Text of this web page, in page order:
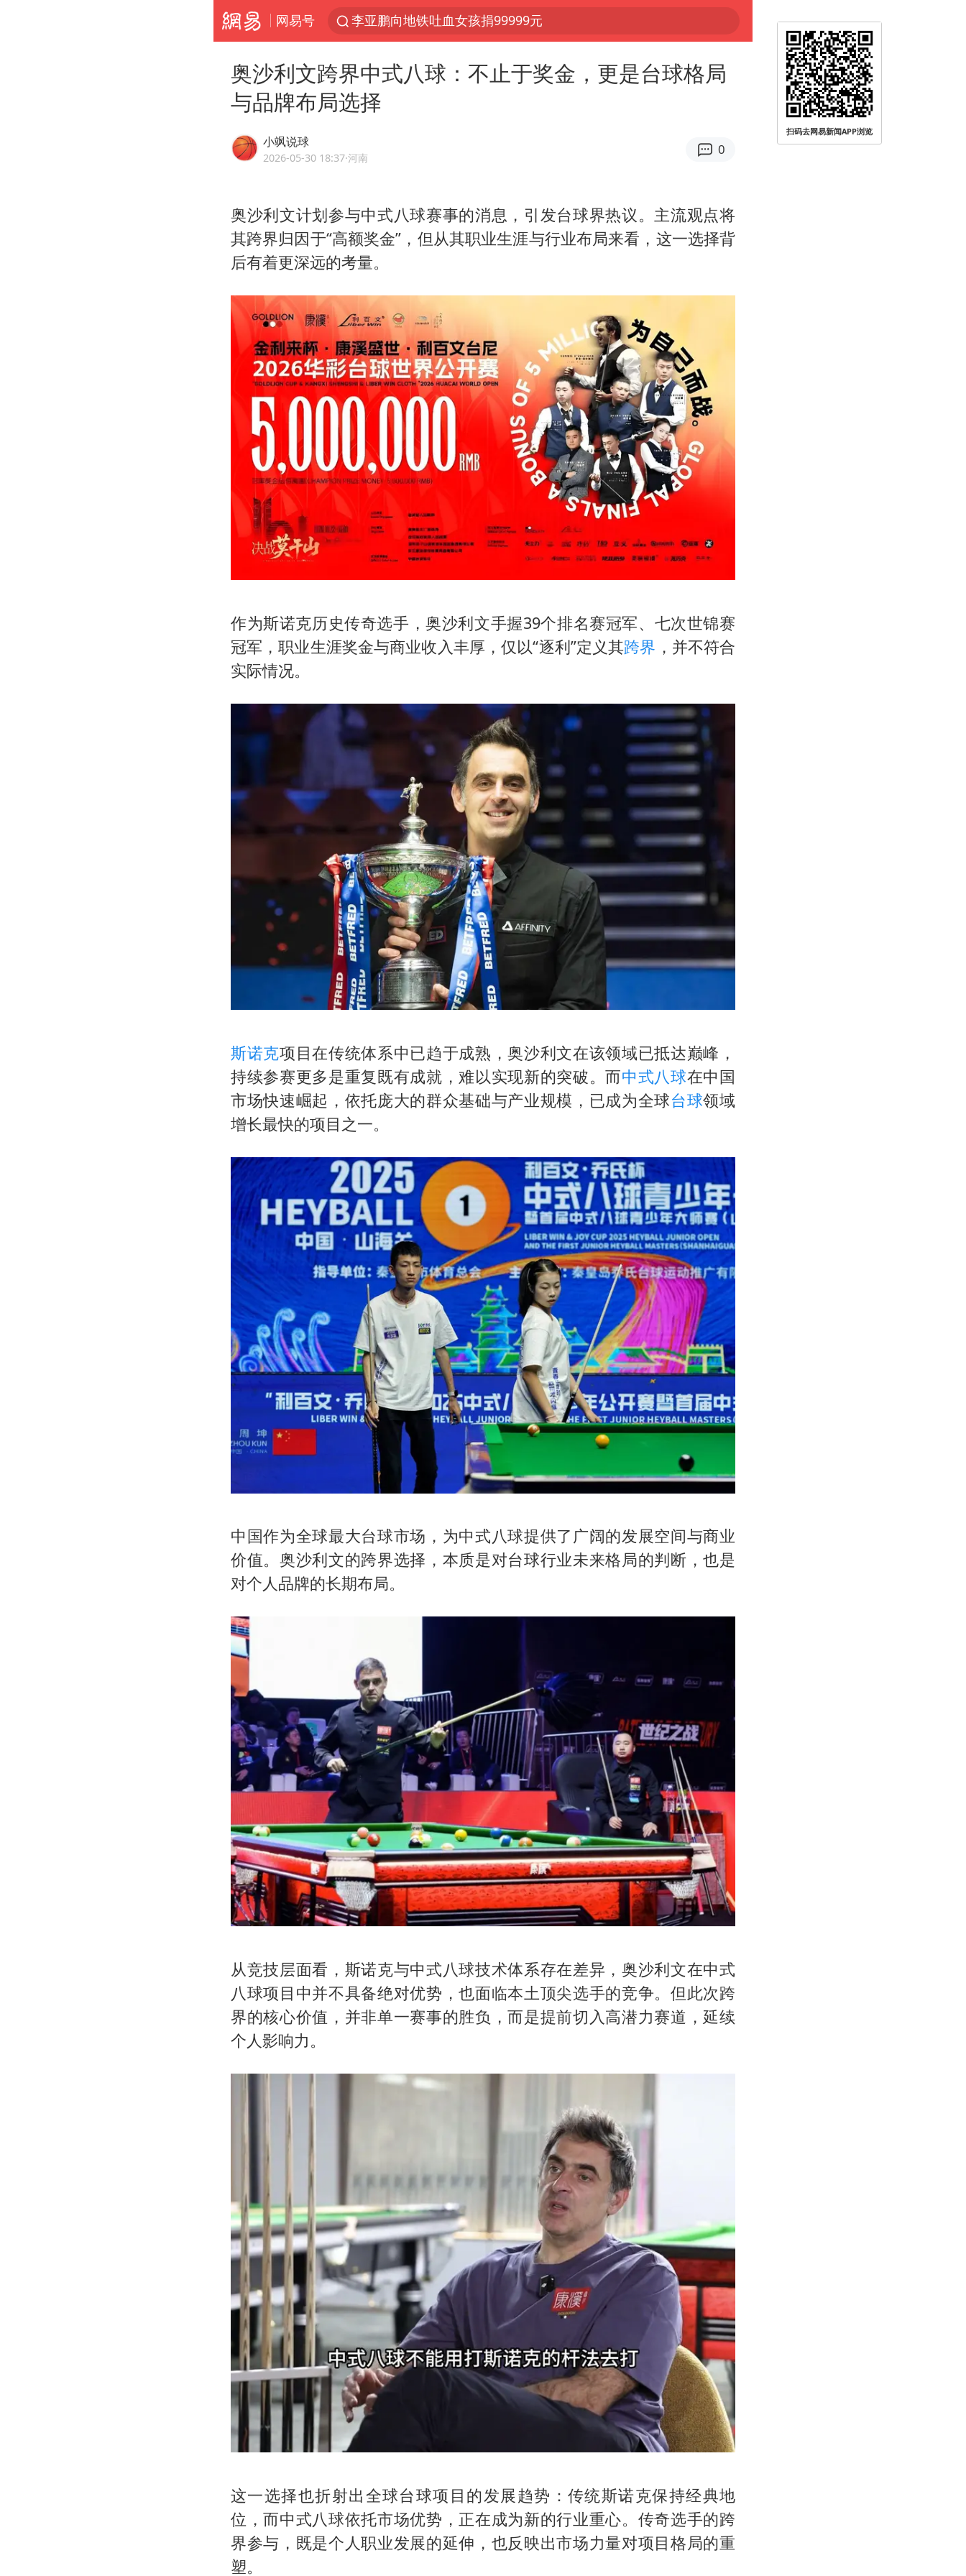
网易号
李亚鹏向地铁吐血女孩捐99999元
宝妈回应打疫苗护士被指不专业
美股收盘：道指再创历史新高
被错换37年女子起诉医院：本不需辍学
强台风白海豚逐渐向我国靠近
被一条街帮助的“煎饼叔叔”去世
《Monica》填词人黎彼得去世
为鼓励女儿 41岁妈妈考上985研究生
从硬核数据看中国硬核实力
河南：领导干部要带头休假
中方公布5项对美反制措施
13岁少年白天写作业晚上夜市炒粉
外交部回应日本将中国列为最大挑战
22岁女生南太行山失联已超十天
华为新款折叠屏电脑24999元起
坚持党全面领导和党中央集中统一领导
奥沙利文跨界中式八球：不止于奖金，更是台球格局
与品牌布局选择
小飒说球
2026-05-30 18:37·河南
0
奥沙利文计划参与中式八球赛事的消息，引发台球界热议。主流观点将
其跨界归因于“高额奖金”，但从其职业生涯与行业布局来看，这一选择背
后有着更深远的考量。
作为斯诺克历史传奇选手，奥沙利文手握39个排名赛冠军、七次世锦赛
冠军，职业生涯奖金与商业收入丰厚，仅以“逐利”定义其跨界 ，并不符合
实际情况。
斯诺克项目在传统体系中已趋于成熟，奥沙利文在该领域已抵达巅峰，
持续参赛更多是重复既有成就，难以实现新的突破。而中式八球在中国
市场快速崛起，依托庞大的群众基础与产业规模，已成为全球台球领域
增长最快的项目之一。
中国作为全球最大台球市场，为中式八球提供了广阔的发展空间与商业
价值。奥沙利文的跨界选择，本质是对台球行业未来格局的判断，也是
对个人品牌的长期布局。
从竞技层面看，斯诺克与中式八球技术体系存在差异，奥沙利文在中式
八球项目中并不具备绝对优势，也面临本土顶尖选手的竞争。但此次跨
界的核心价值，并非单一赛事的胜负，而是提前切入高潜力赛道，延续
个人影响力。
这一选择也折射出全球台球项目的发展趋势：传统斯诺克保持经典地
位，而中式八球依托市场优势，正在成为新的行业重心。传奇选手的跨
界参与，既是个人职业发展的延伸，也反映出市场力量对项目格局的重
塑。
扫码去网易新闻APP浏览